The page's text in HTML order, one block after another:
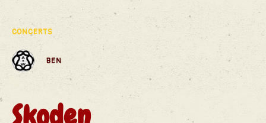
CONCERTS
BEN